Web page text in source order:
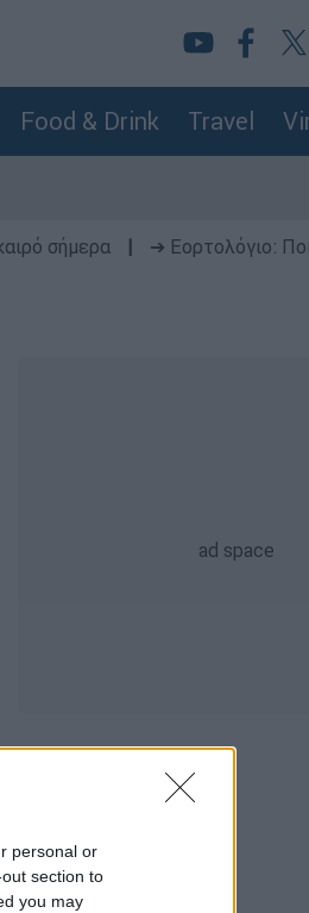
personal or
section to
you may
Food & Drink Travel
σήμερα
➔ Εορτολόγιο: